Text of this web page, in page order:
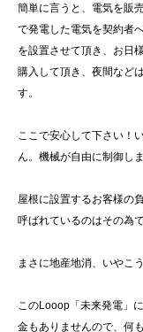
簡単に言うと、電気を販
で発電した電気を契約者
を設置させて頂き、お日
購入して頂き、夜間など
す。
ここで安心して下さい！
ん。機械が自由に制御し
屋根に設置するお客様の
呼ばれているのはその為で
まさに地産地消、いやこ
このLooop「未来発電」
金もありませんので、何